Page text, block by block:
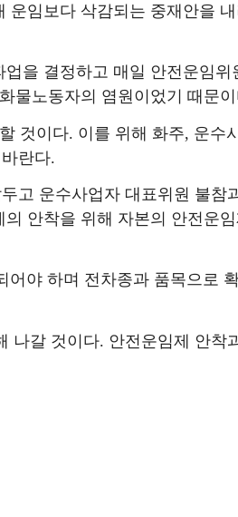
운임보다 삭감되는 중재안을
을 결정하고 매일 안전운임위
물노동자의 염원이었기 때문
것이다. 이를 위해 화주, 운수
란다.
고 운수사업자 대표위원 불참
안착을 위해 자본의 안전운
어야 하며 전차종과 품목으로
나갈 것이다. 안전운임제 안착